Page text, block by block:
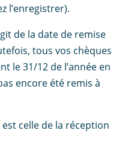
l’enregistrer).
de la date de remise
tous vos chèques
le 31/12 de l’année en
encore été remis à
celle de la réception